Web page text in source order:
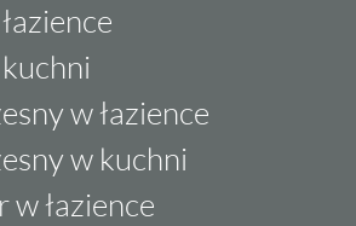
w łazience
w kuchni
w łazience